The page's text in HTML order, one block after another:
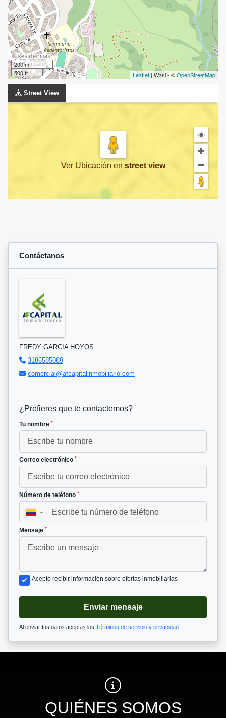
200 m
500 ft
Leaflet | Wasi - ©OpenStreetMap
Street View
Ver Ubicación en street view
Contáctanos
FREDY GARCIA HOYOS
3186585089
comercial@afcapitalinmobiliario.com
¿Prefieres que te contactemos?
Tu nombre *
Correo electrónico *
Número de teléfono *
▼
Mensaje *
Acepto recibir información sobre ofertas inmobiliarias
Enviar mensaje
Al enviar tus datos aceptas los Términos de servicio y privacidad
QUIÉNES SOMOS